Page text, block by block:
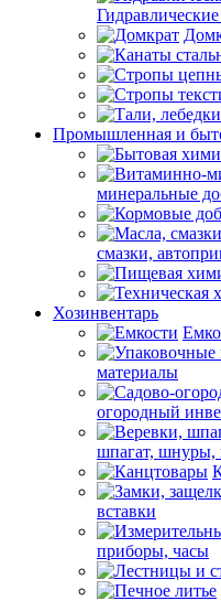
Промышленная и
минеральные
смазки,
Хозинвентарь
материалы
огородный
шпагат, шнуры,
вставки
приборы, часы